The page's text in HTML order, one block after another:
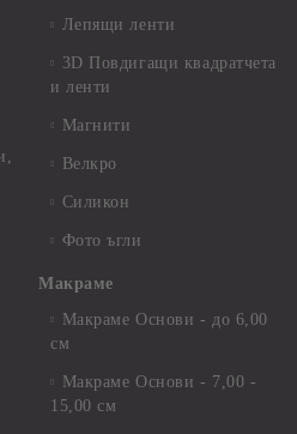
Лепящи ленти
3D Повдигащи квадратчета
и ленти
Магнити
Велкро
Силикон
Фото ъгли
Макраме
Макраме Основи - до 6,00
см
Макраме Основи - 7,00 -
15,00 см